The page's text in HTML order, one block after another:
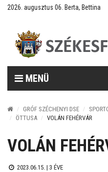
2026. augusztus 06. Berta, Bettina
MENÜ
GRÓF SZÉCHENYI DSE
ÖTTUSA
VOLÁN FEHÉRVÁR
VOLÁN
2023.06.15. | 3 ÉVE